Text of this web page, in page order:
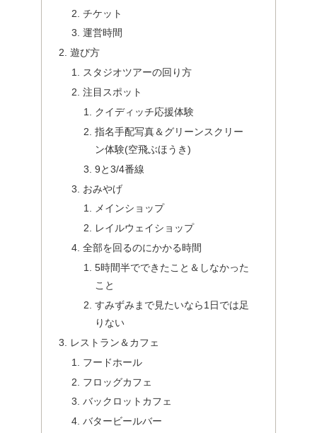
チケット
運営時間
遊び方
スタジオツアーの回り方
注目スポット
クイディッチ応援体験
指名手配写真＆グリーンスクリー
ン体験(空飛ぶほうき)
9と3/4番線
おみやげ
メインショップ
レイルウェイショップ
全部を回るのにかかる時間
5時間半でできたこと＆しなかった
こと
すみずみまで見たいなら1日では足
りない
レストラン＆カフェ
フードホール
フロッグカフェ
バックロットカフェ
バタービールバー